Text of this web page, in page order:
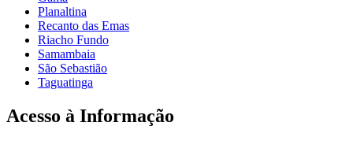
Planaltina
Recanto das Emas
Riacho Fundo
Samambaia
São Sebastião
Taguatinga
Acesso à Informação